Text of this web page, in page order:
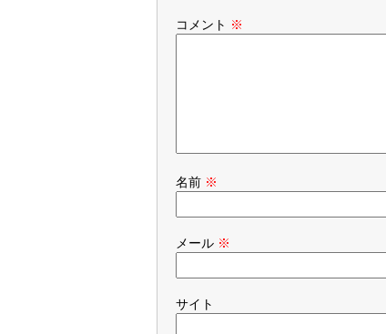
コメント ※
名前 ※
メール ※
サイト